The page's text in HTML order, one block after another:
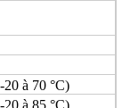
-20 à 70 °C)
-20 à 85 °C)